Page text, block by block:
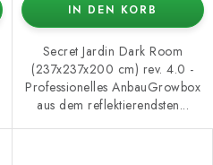
IN DEN KORB
Secret Jardin Dark Room
(237x237x200 cm) rev. 4.0 -
Professionelles AnbauGrowbox
aus dem reflektierendsten...